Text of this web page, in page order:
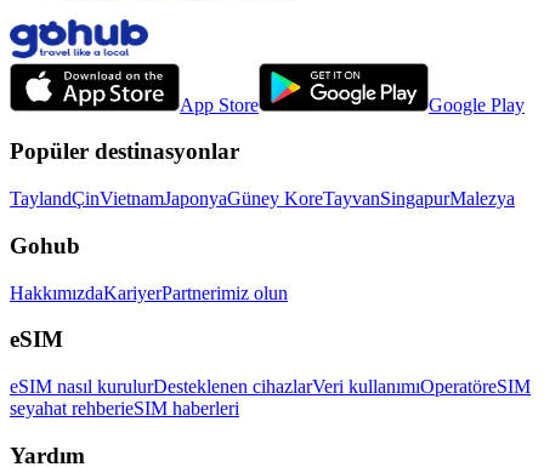
App Store Google Play
Popüler destinasyonlar
TaylandÇinVietnamJaponyaGüney KoreTayvanSingapurMalezya
Gohub
HakkımızdaKariyerPartnerimiz olun
eSIM
eSIM nasıl kurulurDesteklenen cihazlarVeri kullanımıOperatöreSIM
seyahat rehberieSIM haberleri
Yardım